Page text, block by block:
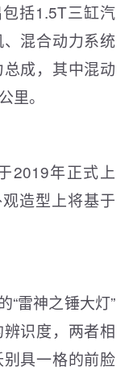
括1.5T三缸汽
混合动力系统
成，其中混动
里。
2019年正式上
造型上将基于
“雷神之锤大灯”
识度，两者相
具一格的前脸